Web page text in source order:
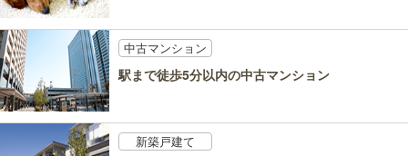
中古マンション
駅まで徒歩5分以内の中古マンション
新築戸建て